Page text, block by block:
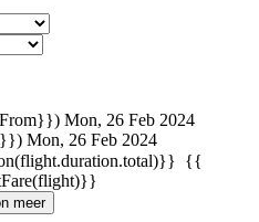
Mon, 26 Feb 2024
Mon, 26 Feb 2024
{{
meer